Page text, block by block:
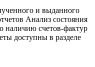
и выданного
Анализ состояния
наличию счетов-фактур
доступны в разделе